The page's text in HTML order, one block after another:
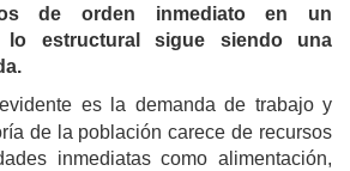
de orden inmediato en un
lo estructural sigue siendo una
es la demanda de trabajo y
de la población carece de recursos
inmediatas como alimentación,